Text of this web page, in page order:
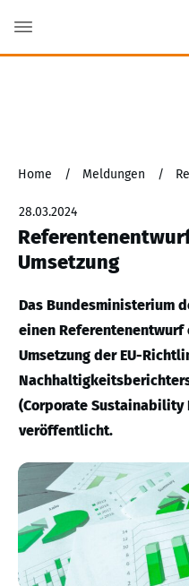
Home / Meldungen /
28.03.2024
Umsetzung
Das Bundesministerium
einen Referentenentwurf
Umsetzung der EU-
(Corporate Sustainability
veröffentlicht.